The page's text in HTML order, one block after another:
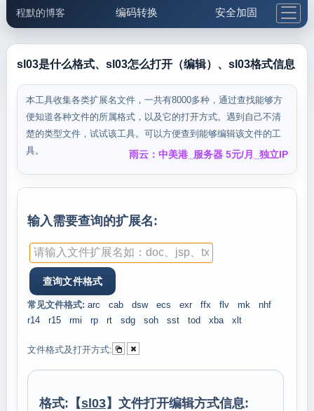
程默的博客 编码转换 安全加固
邮件工具 生活便民 更多工具
5.1支付宝大红包
sl03是什么格式、sl03怎么打开（编辑）、sl03格式信息
本工具收集各类扩展名文件，一共有8000多种，通过查找能够方
便知道各种文件的所属格式，以及它的打开方式。遇到自己不清
楚的类型文件，试试该工具。可以方便查到能够编辑该文件的工
具。
雨云：中美港_服务器 5元/月_独立IP
输入需要查询的扩展名:
常见文件格式: arc cab dsw ecs exr ffx flv mk
nhf
r14
r15 rmi rp rt sdg soh sst tod xba xlt
文件格式及打开方式:
格式:【sl03】文件打开编辑方式信息: